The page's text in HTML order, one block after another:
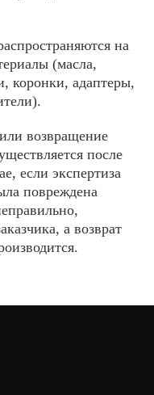
на
(масла,
коронки, адаптеры,
возвращение
после
если экспертиза
повреждена
а возврат